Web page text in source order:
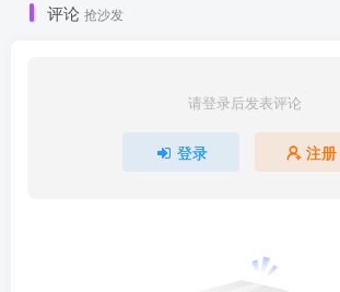
评论 抢沙发
请登录后发表评论
登录 注册